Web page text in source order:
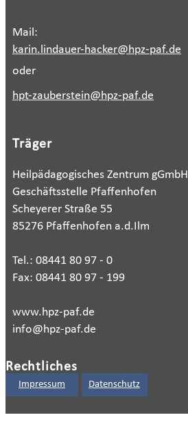
Mail:
karin.lindauer-hacker@hpz-paf.de
oder
hpt-zauberstein@hpz-paf.de
Träger
Heilpädagogisches Zentrum gGmbH
Geschäftsstelle Pfaffenhofen
Scheyerer Straße 55
85276 Pfaffenhofen a.d.Ilm
Tel.: 08441 80 97 - 0
Fax: 08441 80 97 - 199
www.hpz-paf.de
info@hpz-paf.de
Rechtliches
Impressum Datenschutz